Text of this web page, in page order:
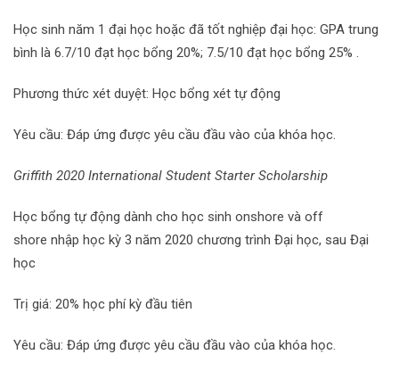
Học sinh năm 1 đại học hoặc đã tốt nghiệp đại học: GPA trung
bình là 6.7/10 đạt học bổng 20%; 7.5/10 đạt học bổng 25% .
Phương thức xét duyệt: Học bổng xét tự động
Yêu cầu: Đáp ứng được yêu cầu đầu vào của khóa học.
Griffith 2020 International Student Starter Scholarship
Học bổng tự động dành cho học sinh onshore và off
shore nhập học kỳ 3 năm 2020 chương trình Đại học, sau Đại
học
Trị giá: 20% học phí kỳ đầu tiên
Yêu cầu: Đáp ứng được yêu cầu đầu vào của khóa học.